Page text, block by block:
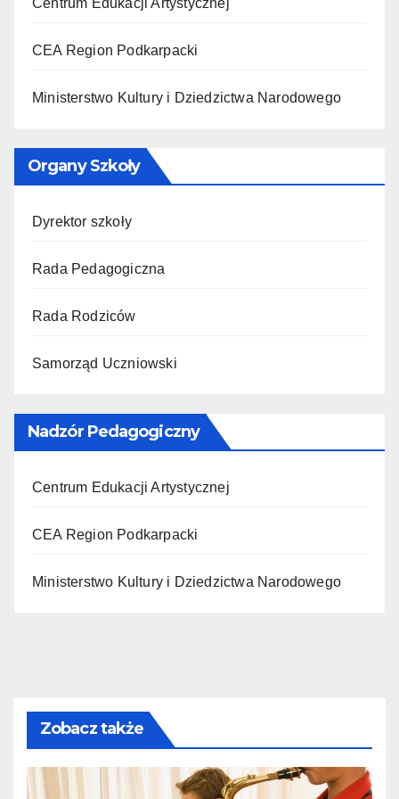
Centrum Edukacji Artystycznej
CEA Region Podkarpacki
Ministerstwo Kultury i Dziedzictwa Narodowego
Organy Szkoły
Dyrektor szkoły
Rada Pedagogiczna
Rada Rodziców
Samorząd Uczniowski
Nadzór Pedagogiczny
Centrum Edukacji Artystycznej
CEA Region Podkarpacki
Ministerstwo Kultury i Dziedzictwa Narodowego
Zobacz także